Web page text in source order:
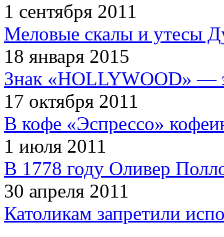
1 сентября 2011
Меловые скалы и утесы
18 января 2015
Знак «HOLLYWOOD» —
17 октября 2011
В кофе «Эспрессо»
1 июля 2011
В 1778 году Оливер
30 апреля 2011
Католикам запретили